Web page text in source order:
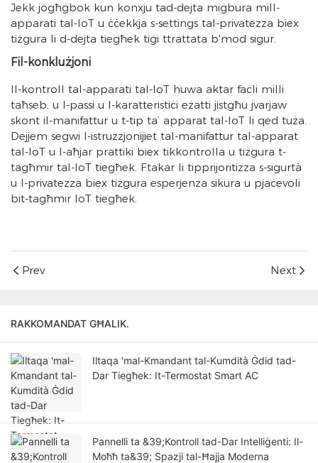
Jekk jogħġbok kun konxju tad-dejta miġbura mill-
apparati tal-IoT u ċċekkja s-settings tal-privatezza biex
tiżgura li d-dejta tiegħek tiġi ttrattata b'mod sigur.
Fil-konklużjoni
Il-kontroll tal-apparati tal-IoT huwa aktar faċli milli
taħseb, u l-passi u l-karatteristiċi eżatti jistgħu jvarjaw
skont il-manifattur u t-tip ta’ apparat tal-IoT li qed tuża.
Dejjem segwi l-istruzzjonijiet tal-manifattur tal-apparat
tal-IoT u l-aħjar prattiki biex tikkontrolla u tiżgura t-
tagħmir tal-IoT tiegħek. Ftakar li tipprijoritizza s-sigurtà
u l-privatezza biex tiżgura esperjenza sikura u pjaċevoli
bit-tagħmir IoT tiegħek.
Prev Next
RAKKOMANDAT GĦALIK.
Iltaqa 'mal-Kmandant tal-Kumdità Ġdid tad-
Dar Tiegħek: It-Termostat Smart AC
Pannelli ta &39;Kontroll tad-Dar Intelliġenti: Il-
Moħħ ta&39; Spazji tal-Ħajja Moderna